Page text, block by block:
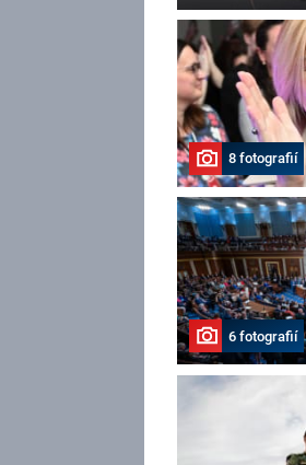
8 fotografií
6 fotografií